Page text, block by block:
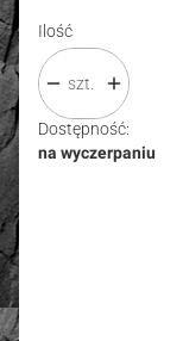
Ilość
szt.
Dostępność:
na wyczerpaniu